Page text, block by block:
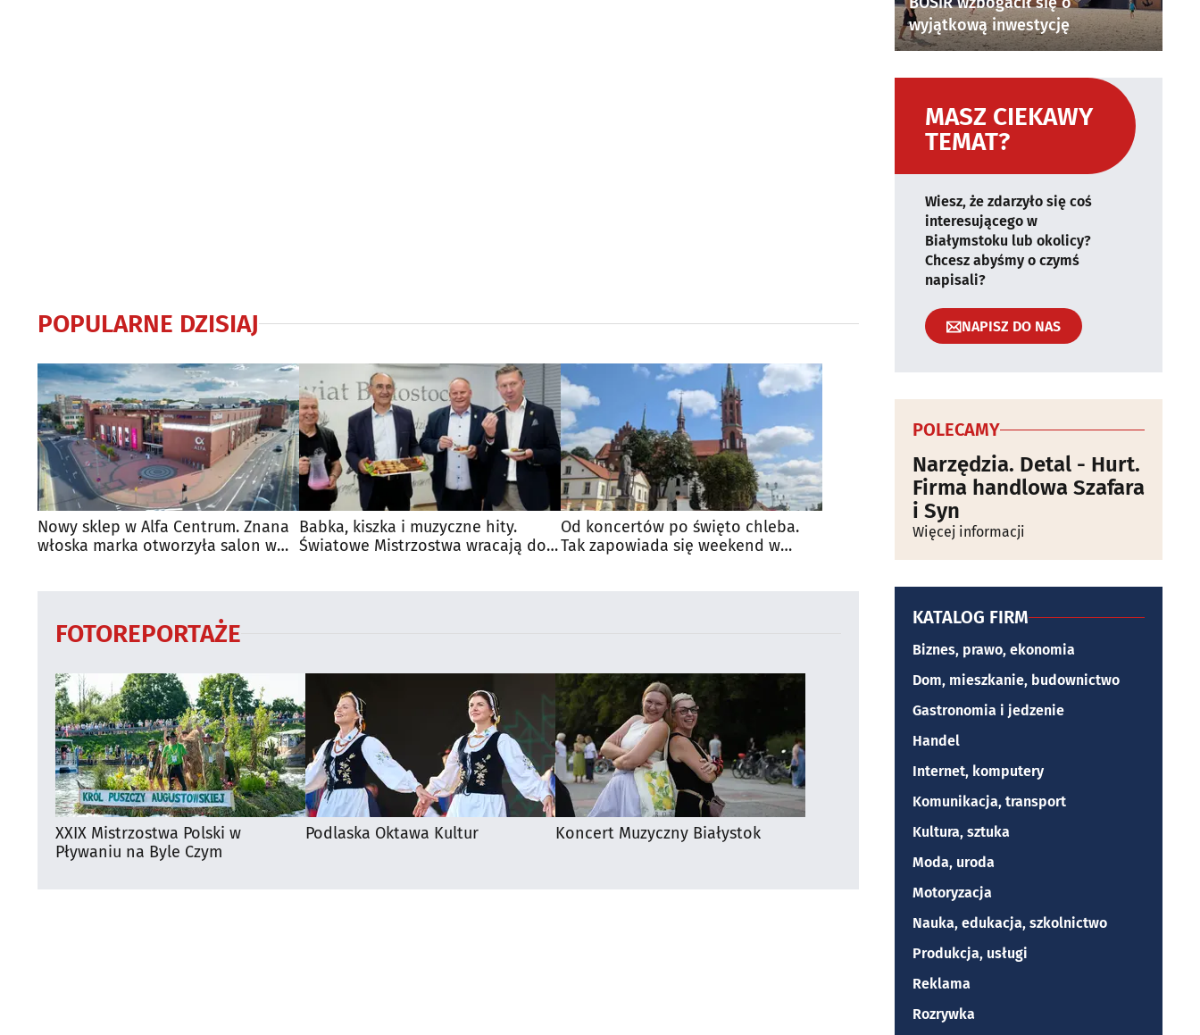
POPULARNE DZISIAJ
Nowy sklep w Alfa Centrum. Znana
włoska marka otworzyła salon w
Babka, kiszka i muzyczne hity.
Światowe Mistrzostwa wracają do
Od koncertów po święto chleba.
Tak zapowiada się weekend w
FOTOREPORTAŻE
XXIX Mistrzostwa Polski w
Pływaniu na Byle Czym
Podlaska Oktawa Kultur Koncert Muzyczny Białystok
wyjątkową inwestycję
MASZ CIEKAWY
TEMAT?
Wiesz, że zdarzyło się coś
interesującego w
Białymstoku lub okolicy?
Chcesz abyśmy o czymś
napisali?
NAPISZ DO NAS
POLECAMY
Narzędzia. Detal - Hurt.
Firma handlowa Szafara
i Syn
Więcej informacji
KATALOG FIRM
Biznes, prawo, ekonomia
Dom, mieszkanie, budownictwo
Gastronomia i jedzenie
Handel
Internet, komputery
Komunikacja, transport
Kultura, sztuka
Moda, uroda
Motoryzacja
Nauka, edukacja, szkolnictwo
Produkcja, usługi
Reklama
Rozrywka